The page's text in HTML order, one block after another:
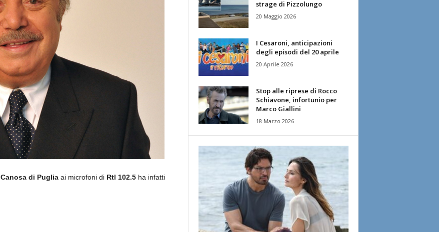
Canosa di Pugliaai microfoni di Rtl 102.5ha infatti
strage di Pizzolungo
20 Maggio 2026
I Cesaroni, anticipazioni
degli episodi del 20 aprile
20 Aprile 2026
Stop alle riprese di Rocco
Schiavone, infortunio per
Marco Giallini
18 Marzo 2026